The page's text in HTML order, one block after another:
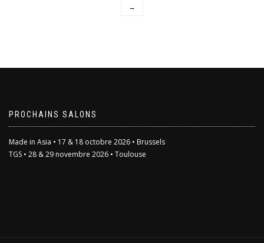
→
PROCHAINS SALONS
Made in Asia • 17 & 18 octobre 2026 • Brussels
TGS • 28 & 29 novembre 2026 • Toulouse